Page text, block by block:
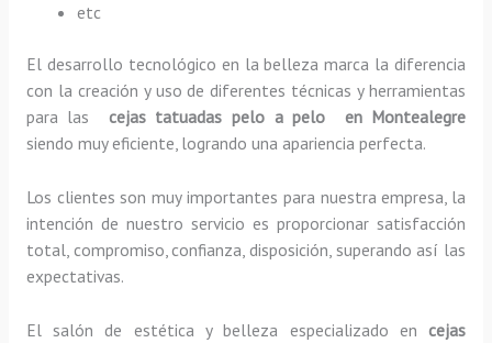
etc
El desarrollo tecnológico en la belleza marca la diferencia
con la creación y uso de diferentes técnicas y herramientas
para las cejas tatuadas pelo a pelo en Montealegre
siendo muy eficiente, logrando una apariencia perfecta.
Los clientes son muy importantes para nuestra empresa, la
intención de nuestro servicio es proporcionar satisfacción
total, compromiso, confianza, disposición, superando así las
expectativas.
El salón de estética y belleza especializado encejas